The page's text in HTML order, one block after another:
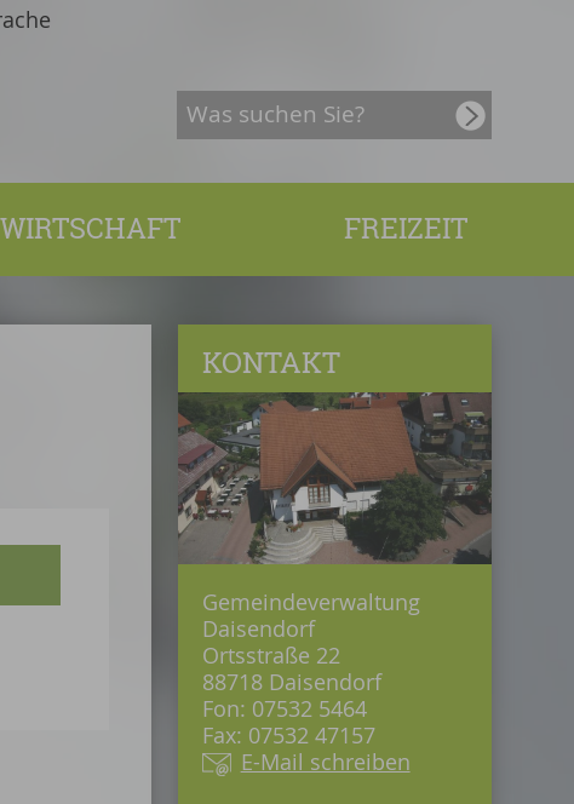
WIRTSCHAFT FREIZEIT
KONTAKT
Gemeindeverwaltung
Daisendorf
Ortsstraße 22
88718 Daisendorf
Fon: 07532 5464
Fax: 07532 47157
E-Mail schreiben